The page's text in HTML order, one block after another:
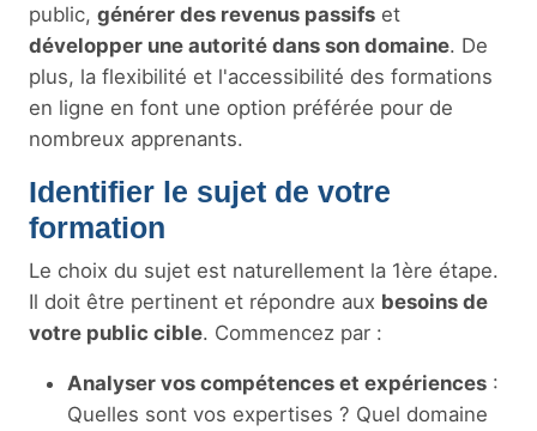
public, générer des revenus passifs et
développer une autorité dans son domaine. De
plus, la flexibilité et l'accessibilité des formations
en ligne en font une option préférée pour de
nombreux apprenants.
Identifier le sujet de votre
formation
Le choix du sujet est naturellement la 1ère étape.
Il doit être pertinent et répondre aux besoins de
votre public cible. Commencez par :
Analyser vos compétences et expériences :
Quelles sont vos expertises ? Quel domaine